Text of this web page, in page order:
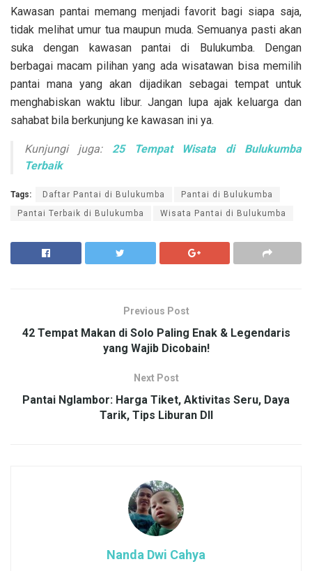
Kawasan pantai memang menjadi favorit bagi siapa saja,
tidak melihat umur tua maupun muda. Semuanya pasti akan
suka dengan kawasan pantai di Bulukumba. Dengan
berbagai macam pilihan yang ada wisatawan bisa memilih
pantai mana yang akan dijadikan sebagai tempat untuk
menghabiskan waktu libur. Jangan lupa ajak keluarga dan
sahabat bila berkunjung ke kawasan ini ya.
Kunjungi juga: 25 Tempat Wisata di Bulukumba
Terbaik
Tags: Daftar Pantai di Bulukumba
Pantai di Bulukumba
Pantai Terbaik di Bulukumba
Wisata Pantai di Bulukumba
Previous Post
42 Tempat Makan di Solo Paling Enak & Legendaris
yang Wajib Dicobain!
Next Post
Pantai Nglambor: Harga Tiket, Aktivitas Seru, Daya
Tarik, Tips Liburan Dll
Nanda Dwi Cahya